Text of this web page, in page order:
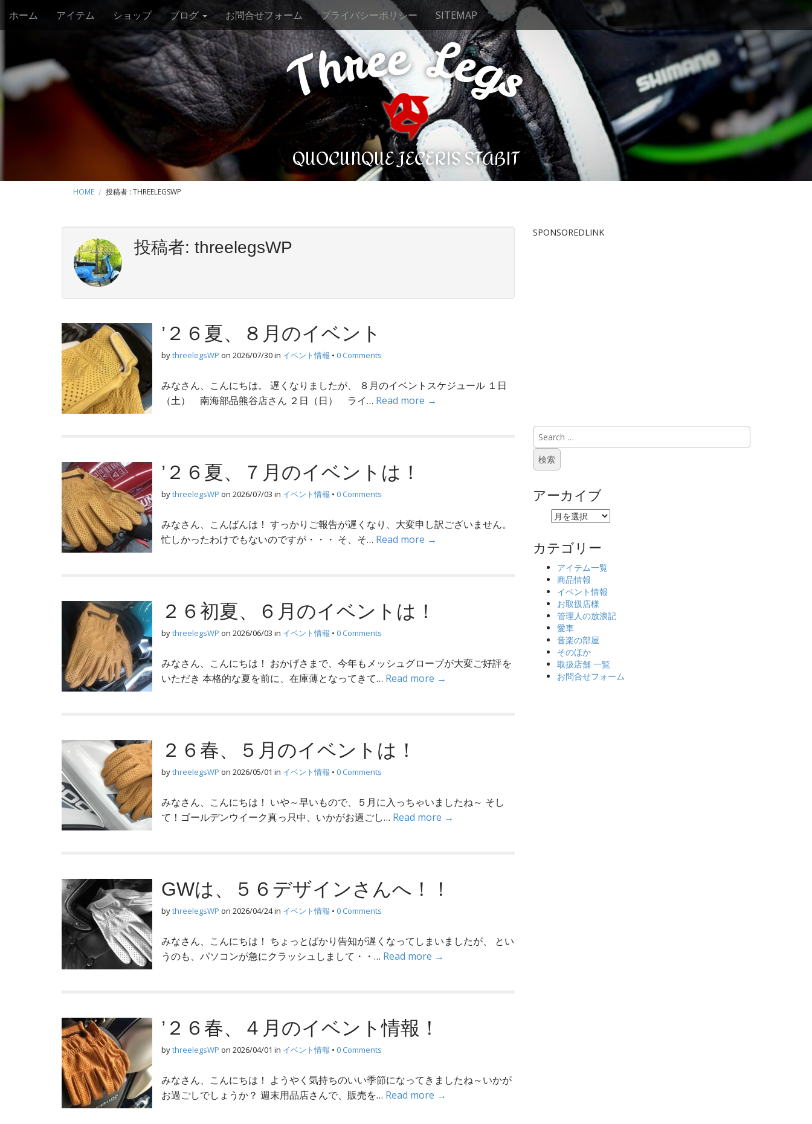
m
e
n
u
i
o
c
o
n
ホーム アイテム ショップ ブログ お問合せフォーム プライバシーポリシー SITEMAP
Three Legs
QUOCUNQUE JECERIS STABIT
HOME 投稿者 : THREELEGSWP
投稿者: threelegsWP
’２６夏、８月のイベント
bythreelegsWP on 2026/07/30in イベント情報 • 0 Comments
みなさん、こんにちは。 遅くなりましたが、 ８月のイベントスケジュール １日
（土） 南海部品熊谷店さん ２日（日） ライ… Read more →
’２６夏、７月のイベントは！
bythreelegsWP on 2026/07/03 in イベント情報 • 0 Comments
みなさん、こんばんは！ すっかりご報告が遅くなり、大変申し訳ございません。
忙しかったわけでもないのですが・・・ そ、そ… Read more →
２６初夏、６月のイベントは！
bythreelegsWP on 2026/06/03 in イベント情報 • 0 Comments
みなさん、こんにちは！ おかげさまで、今年もメッシュグローブが大変ご好評を
いただき 本格的な夏を前に、在庫薄となってきて… Read more →
２６春、５月のイベントは！
bythreelegsWP on 2026/05/01 in イベント情報 • 0 Comments
みなさん、こんにちは！ いや～早いもので、５月に入っちゃいましたね～ そし
て！ゴールデンウイーク真っ只中、いかがお過ごし… Read more →
GWは、５６デザインさんへ！！
bythreelegsWP on 2026/04/24in イベント情報 • 0 Comments
みなさん、こんにちは！ ちょっとばかり告知が遅くなってしまいましたが、 とい
うのも、パソコンが急にクラッシュしまして・・… Read more →
’２６春、４月のイベント情報！
bythreelegsWP on 2026/04/01 in イベント情報 • 0 Comments
みなさん、こんにちは！ ようやく気持ちのいい季節になってきましたね～いかが
お過ごしでしょうか？ 週末用品店さんで、販売を… Read more →
SPONSOREDLINK
アーカイブ
イ
カテゴリー
アイテム一覧
商品情報
イベント情報
お取扱店様
管理人の放浪記
愛車
音楽の部屋
そのほか
取扱店舗 一覧
お問合せフォーム